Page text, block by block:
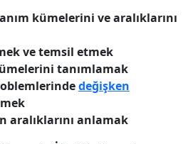
kümelerini ve aralıklarını
ve temsil etmek
tanımlamak
değişken
aralıklarını anlamak